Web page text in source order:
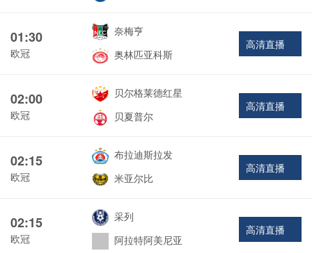
01:30
欧冠
奈梅亨
奥林匹亚科斯
高清直播
02:00
欧冠
贝尔格莱德红星
贝夏普尔
高清直播
02:15
欧冠
布拉迪斯拉发
米亚尔比
高清直播
02:15
欧冠
采列
阿拉特阿美尼亚
高清直播